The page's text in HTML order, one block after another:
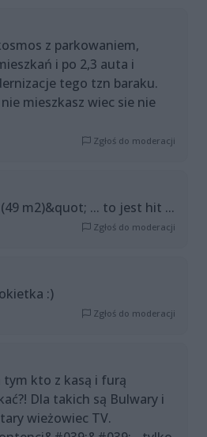
z parkowaniem,
i po 2,3 auta i
tego tzn baraku.
mieszkasz wiec sie nie
Zgłoś do moderacji
m2)&quot; ... to jest hit ...
Zgłoś do moderacji
:)
Zgłoś do moderacji
kto z kasą i furą
Dla takich są Bulwary i
wieżowiec TV.